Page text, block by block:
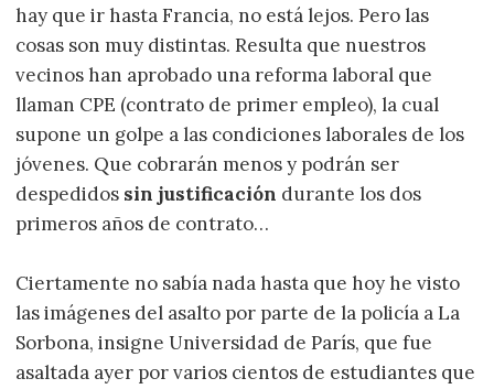
hay que ir hasta Francia, no está lejos. Pero las
cosas son muy distintas. Resulta que nuestros
vecinos han aprobado una reforma laboral que
llaman CPE (contrato de primer empleo), la cual
supone un golpe a las condiciones laborales de los
jóvenes. Que cobrarán menos y podrán ser
despedidos sin justificación durante los dos
primeros años de contrato…
Ciertamente no sabía nada hasta que hoy he visto
las imágenes del asalto por parte de la policía a La
Sorbona, insigne Universidad de París, que fue
asaltada ayer por varios cientos de estudiantes que